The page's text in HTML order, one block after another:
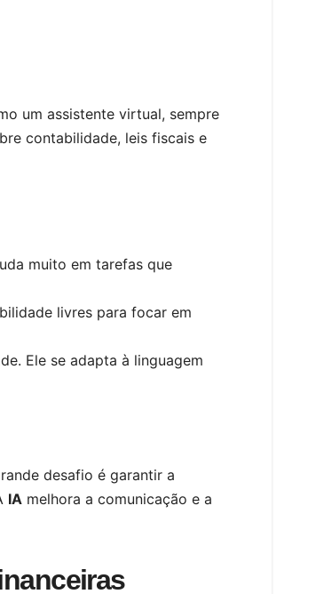
um assistente virtual, sempre
contabilidade, leis fiscais e
muito em tarefas que
livres para focar em
Ele se adapta à linguagem
desafio é garantir a
IA melhora a comunicação e a